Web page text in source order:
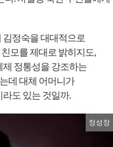
김정숙을 대대적으로
모를 제대로 밝히지도,
제 정통성을 강조하는
데 대체 어머니가
도 있는 것일까.
정성장